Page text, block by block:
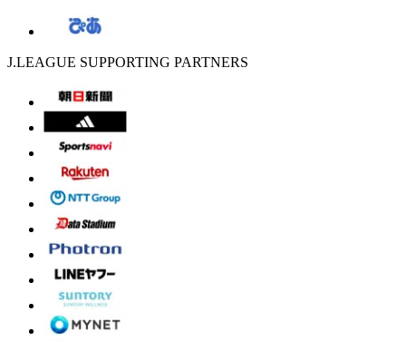
J.LEAGUE SUPPORTING PARTNERS